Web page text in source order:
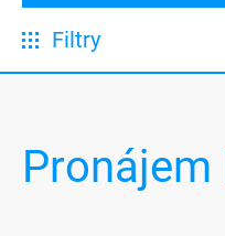
Filtry